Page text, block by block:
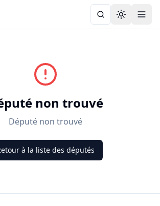
Toggle
non trouvé
Député non trouvé
à la liste des députés